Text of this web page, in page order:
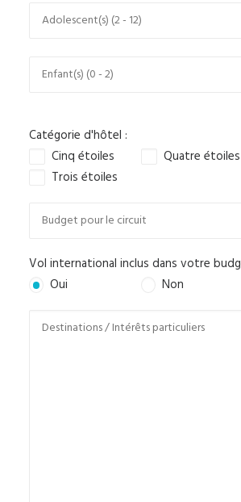
Catégorie d'hôtel :
Cinq étoiles
Quatre étoiles
Trois étoiles
Vol international inclus dans votre
Oui
Non